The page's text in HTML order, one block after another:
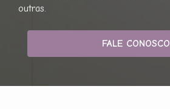
outras.
FALE CONOSCO